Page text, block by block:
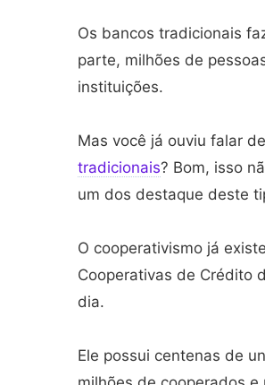
Os bancos tradicionais
parte, milhões de
instituições.
Mas você já ouviu falar
tradicionais? Bom, isso
um dos destaque deste
O cooperativismo já
Cooperativas de Crédito
dia.
Ele possui centenas de